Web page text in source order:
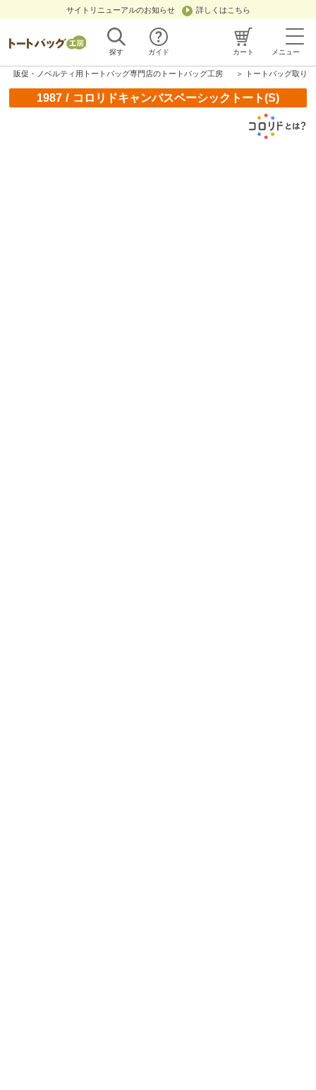
サイトリニューアルのお知らせ 詳しくはこちら
探す ガイド カート メニュー
販促・ノベルティ用トートバッグ専門店のトートバッグ工房 ＞ トートバッグ取り
1987/ コロリドキャンバスベーシックトート(S)